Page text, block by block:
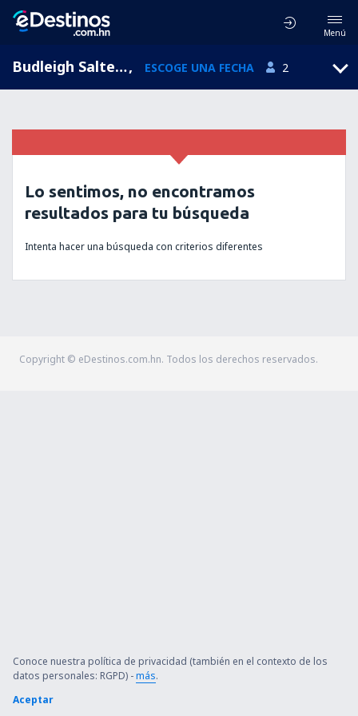
Menú
Budleigh Salterton, England, Reino Unido, ESCOGE UNA FECHA 2
Lo sentimos, no encontramos
resultados para tu búsqueda
Intenta hacer una búsqueda con criterios diferentes
Copyright © eDestinos.com.hn. Todos los derechos reservados.
Conoce nuestra política de privacidad (también en el contexto de los
datos personales: RGPD) -más.
Aceptar